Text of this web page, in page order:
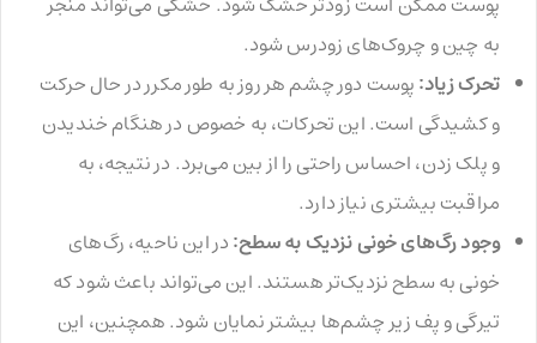
به چین و چروک‌های زودرس شود.
تحرک زیاد:پوست دور چشم هر روز به طور مکرر در حال حرکت
و کشیدگی است. این تحرکات، به خصوص در هنگام خندیدن
و پلک زدن، احساس راحتی را از بین می‌برد. در نتیجه، به
مراقبت بیشتری نیاز دارد.
وجود رگ‌های خونی نزدیک به سطح:در این ناحیه، رگ‌های
خونی به سطح نزدیک‌تر هستند. این می‌تواند باعث شود که
تیرگی و پف زیر چشم‌ها بیشتر نمایان شود. همچنین، این